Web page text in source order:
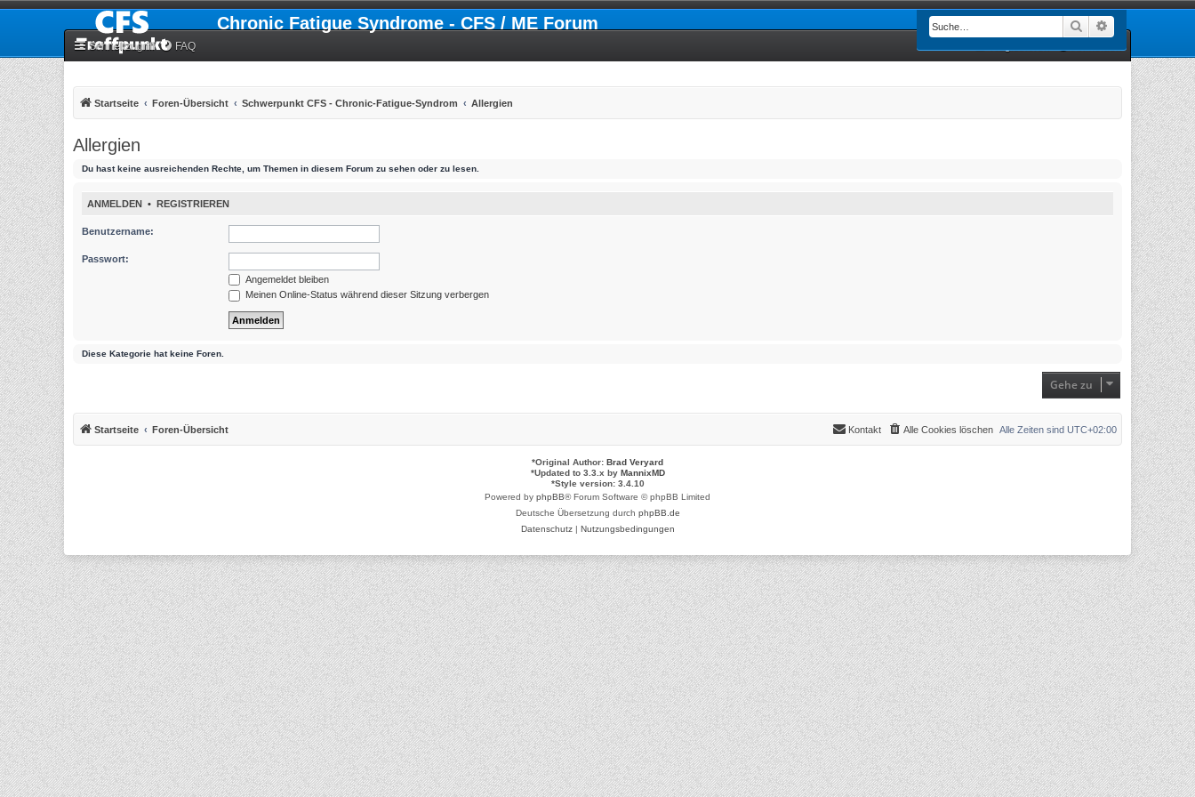
Chronic Fatigue Syndrome - CFS / ME Forum Suche
Schnellzugriff FAQ
Startseite Foren-Übersicht Schwerpunkt CFS - Chronic-Fatigue-Syndrom Allergien
Allergien
Du hast keine ausreichenden Rechte, um Themen in diesem Forum zu sehen oder zu lesen.
ANMELDEN • REGISTRIEREN
Benutzername:
Passwort:
Angemeldet bleiben
Meinen Online-Status während dieser Sitzung verbergen
Diese Kategorie hat keine Foren.
Gehe zu
Startseite Foren-Übersicht Alle Zeiten sind UTC+02:00
Alle Cookies löschen
Kontakt
*Original Author: Brad Veryard
*Updated to 3.3.x by MannixMD
*Style version: 3.4.10
Powered by phpBB® Forum Software © phpBB Limited
Deutsche Übersetzung durch phpBB.de
Datenschutz| Nutzungsbedingungen